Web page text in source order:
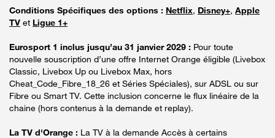
Conditions Spécifiques des options : Netflix, Disney+, Apple
TV et Ligue 1+
Eurosport 1 inclus jusqu’au 31 janvier 2029 : Pour toute
nouvelle souscription d’une offre Internet Orange éligible (Livebox
Classic, Livebox Up ou Livebox Max, hors
Cheat_Code_Fibre_18_26 et Séries Spéciales), sur ADSL ou sur
Fibre ou Smart TV. Cette inclusion concerne le flux linéaire de la
chaine (hors contenus à la demande et replay).
La TV d'Orange : La TV à la demande Accès à certains